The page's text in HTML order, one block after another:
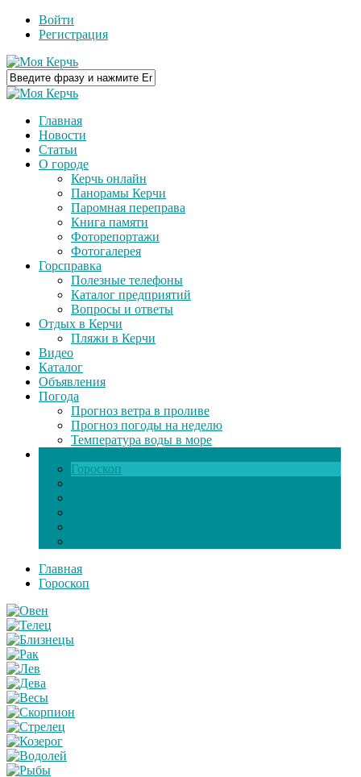
Войти
Регистрация
Главная
Новости
Статьи
О городе
Керчь онлайн
Панорамы Керчи
Паромная переправа
Книга памяти
Фоторепортажи
Фотогалерея
Горсправка
Полезные телефоны
Каталог предприятий
Вопросы и ответы
Отдых в Керчи
Пляжи в Керчи
Видео
Каталог
Объявления
Погода
Прогноз ветра в проливе
Прогноз погоды на неделю
Температура воды в море
Гороскоп
Главная
Гороскоп